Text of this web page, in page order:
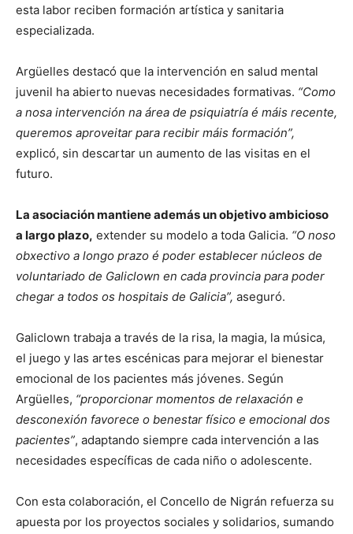
esta labor reciben formación artística y sanitaria
especializada.
Argüelles destacó que la intervención en salud mental
juvenil ha abierto nuevas necesidades formativas. “Como
a nosa intervención na área de psiquiatría é máis recente,
queremos aproveitar para recibir máis formación”,
explicó, sin descartar un aumento de las visitas en el
futuro.
La asociación mantiene además un objetivo ambicioso
a largo plazo, extender su modelo a toda Galicia. “O noso
obxectivo a longo prazo é poder establecer núcleos de
voluntariado de Galiclown en cada provincia para poder
chegar a todos os hospitais de Galicia”, aseguró.
Galiclown trabaja a través de la risa, la magia, la música,
el juego y las artes escénicas para mejorar el bienestar
emocional de los pacientes más jóvenes. Según
Argüelles, “proporcionar momentos de relaxación e
desconexión favorece o benestar físico e emocional dos
pacientes”, adaptando siempre cada intervención a las
necesidades específicas de cada niño o adolescente.
Con esta colaboración, el Concello de Nigrán refuerza su
apuesta por los proyectos sociales y solidarios, sumando